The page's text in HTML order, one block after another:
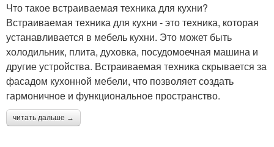
Что такое встраиваемая техника для кухни?
Встраиваемая техника для кухни - это техника, которая
устанавливается в мебель кухни. Это может быть
холодильник, плита, духовка, посудомоечная машина и
другие устройства. Встраиваемая техника скрывается за
фасадом кухонной мебели, что позволяет создать
гармоничное и функциональное пространство.
читать дальше →